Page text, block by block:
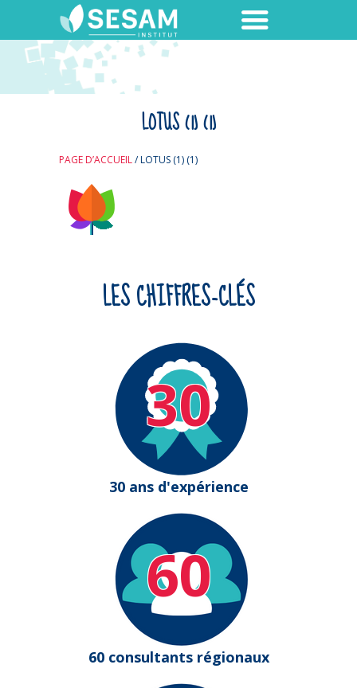
LOTUS (1) (1)
PAGE D’ACCUEIL/LOTUS (1) (1)
LES CHIFFRES-CLÉS
30
30 ans d'expérience
60
60 consultants régionaux